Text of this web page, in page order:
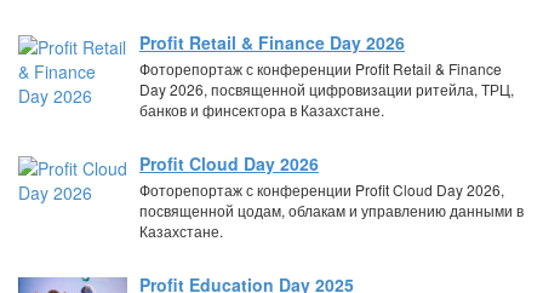
Profit Retail & Finance Day 2026
Фоторепортаж с конференции Profit Retail & Finance
Day 2026, посвященной цифровизации ритейла, ТРЦ,
банков и финсектора в Казахстане.
Profit Cloud Day 2026
Фоторепортаж с конференции Profit Cloud Day 2026,
посвященной цодам, облакам и управлению данными в
Казахстане.
Profit Education Day 2025